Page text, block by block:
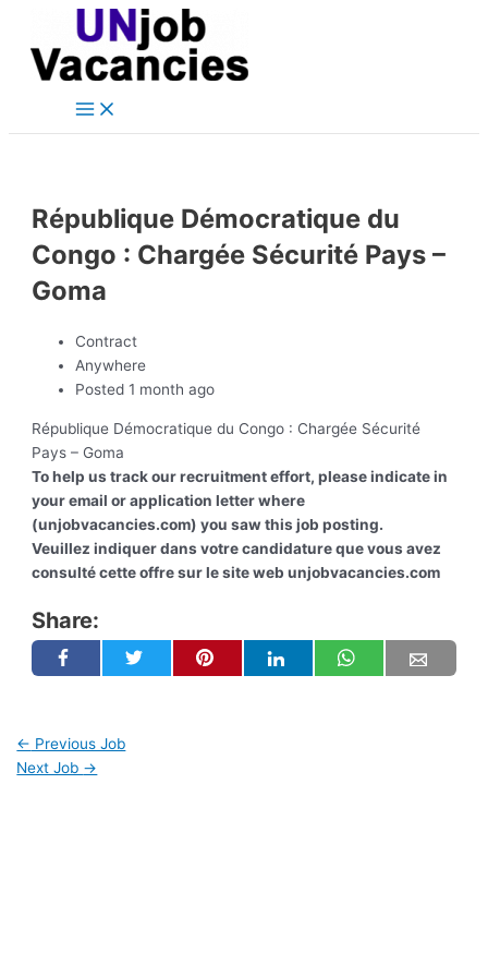
content
Main
République Démocratique du
Congo : Chargée Sécurité Pays –
Goma
Contract
Anywhere
Posted 1 month ago
République Démocratique du Congo : Chargée Sécurité
Pays – Goma
To help us track our recruitment effort, please indicate in
your email or application letter where
(unjobvacancies.com) you saw this job posting.
Veuillez indiquer dans votre candidature que vous avez
consulté cette offre sur le site web unjobvacancies.com
Share:
navigation
← Previous Job
Next Job →